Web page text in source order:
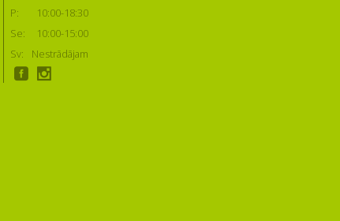
P:
10:00-18:30
Se:
10:00-15:00
Sv:
Nestrādājam